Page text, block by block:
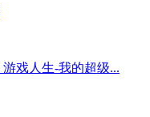
游戏人生-我的超级...